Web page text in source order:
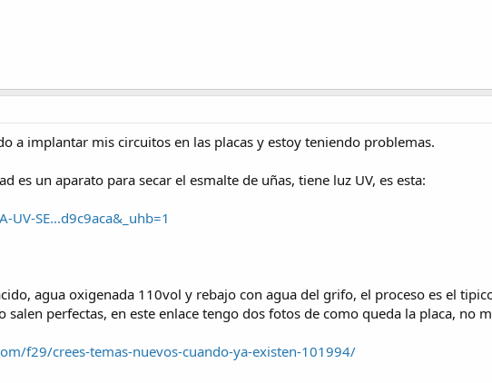
a implantar mis circuitos en las placas y estoy teniendo problemas.
es un aparato para secar el esmalte de uñas, tiene luz UV, es esta:
SE...d9c9aca&_uhb=1
agua oxigenada 110vol y rebajo con agua del grifo, el proceso es el
salen perfectas, en este enlace tengo dos fotos de como queda la placa, no
f29/crees-temas-nuevos-cuando-ya-existen-101994/